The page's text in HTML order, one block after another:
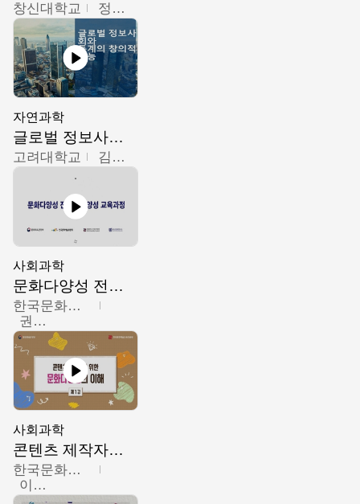
창신대학교 정연균
자연과학
글로벌 정보사회와 통계의 창의적 기능
고려대학교 김희영
사회과학
문화다양성 전문인력 양성 기본과정 - 문화다양성의 이해
한국문화예술교육진흥원
권숙인 외 8명
사회과학
콘텐츠 제작자를 위한 문화다양성의 이해
한국문화예술교육진흥원
이성민